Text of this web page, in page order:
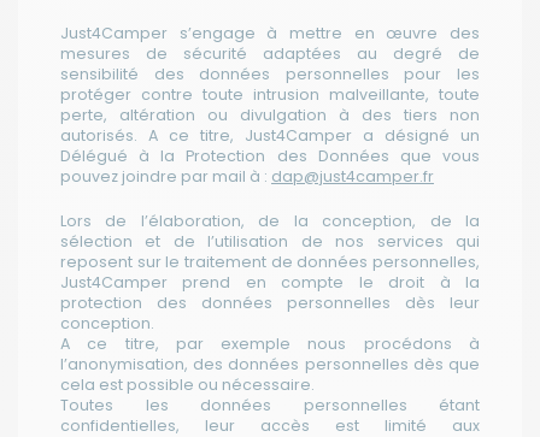
Just4Camper s’engage à mettre en œuvre des
mesures de sécurité adaptées au degré de
sensibilité des données personnelles pour les
protéger contre toute intrusion malveillante, toute
perte, altération ou divulgation à des tiers non
autorisés. A ce titre, Just4Camper a désigné un
Délégué à la Protection des Données que vous
pouvez joindre par mail à : dap@just4camper.fr
Lors de l’élaboration, de la conception, de la
sélection et de l’utilisation de nos services qui
reposent sur le traitement de données personnelles,
Just4Camper prend en compte le droit à la
protection des données personnelles dès leur
conception.
A ce titre, par exemple nous procédons à
l’anonymisation, des données personnelles dès que
cela est possible ou nécessaire.
Toutes les données personnelles étant
confidentielles, leur accès est limité aux